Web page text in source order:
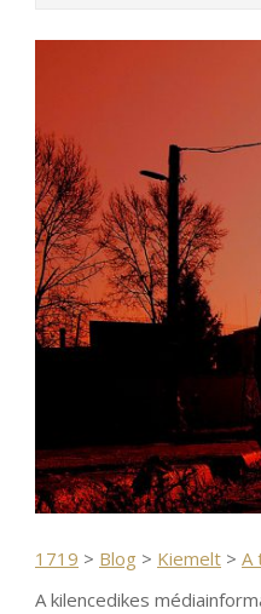
1719 > Blog > Kiemelt > A
A kilencedikes